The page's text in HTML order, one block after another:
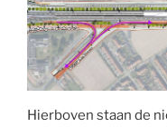
Hierboven staan de